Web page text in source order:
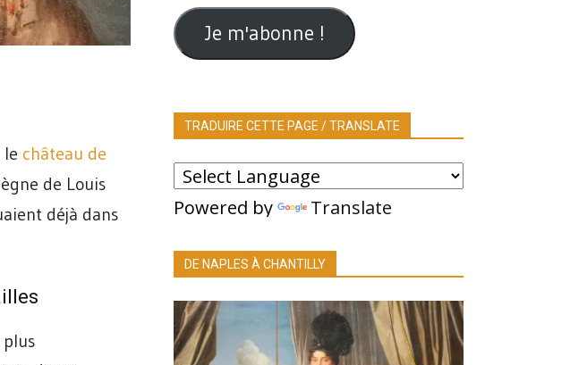
le château de
de Louis
déjà dans
Je m'abonne !
TRADUIRE CETTE PAGE / TRANSLATE
Powered by Translate
DE NAPLES À CHANTILLY